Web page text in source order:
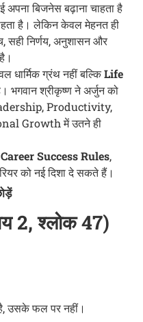
अपना बिजनेस बढ़ाना चाहता है
है। लेकिन केवल मेहनत ही
सही निर्णय, अनुशासन और
धार्मिक ग्रंथ नहीं बल्किLife
भगवान श्रीकृष्ण ने अर्जुन को
Productivity,
Growth में उतने ही
Success Rules,
को नई दिशा दे सकते हैं।
2, श्लोक 47)
उसके फल पर नहीं।